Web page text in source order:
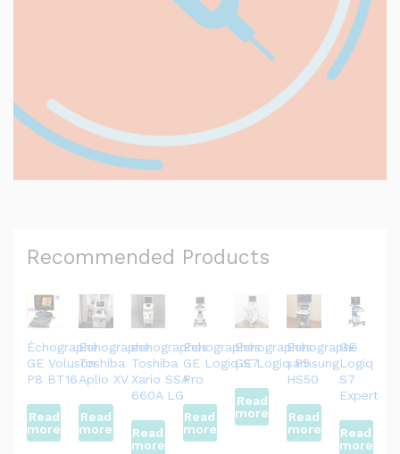
Recommended Products
Échographe
GE Voluson
P8 BT16
Read
more
Echographe
Toshiba
Aplio XV
Read
more
echographes
Toshiba
Xario SSA
660A LG
Read
more
Echographes
GE Logiq S7
Pro
Read
more
Echographes
GE Logiq P5
Read
more
Echographe
samsung
HS50
Read
more
GE
Logiq
S7
Expert
Read
more